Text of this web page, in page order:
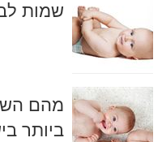
שמות
מהם
ביותר